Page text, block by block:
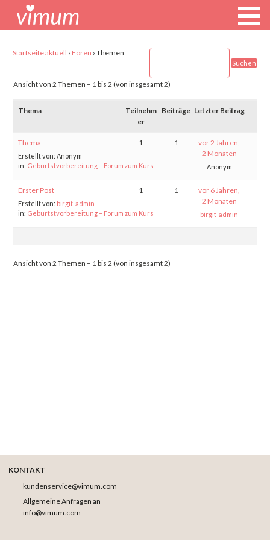
Startseite aktuell › Foren › Themen
Ansicht von 2 Themen – 1 bis 2 (von insgesamt 2)
Thema
Teilnehm
er
Beiträge Letzter Beitrag
Thema
Erstellt von: Anonym
in: Geburtstvorbereitung – Forum zum Kurs
1 1
vor 2 Jahren,
2 Monaten
Anonym
Erster Post
Erstellt von: birgit_admin
in: Geburtstvorbereitung – Forum zum Kurs
1 1
vor 6 Jahren,
2 Monaten
birgit_admin
Ansicht von 2 Themen – 1 bis 2 (von insgesamt 2)
KONTAKT
kundenservice@vimum.com
Allgemeine Anfragen an
info@vimum.com